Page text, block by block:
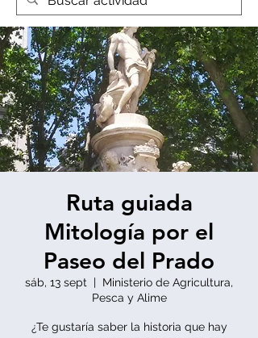
Ruta guiada
Mitología por el
Paseo del Prado
sáb, 13 sept
  |
Ministerio de Agricultura,
Pesca y Alime
¿Te gustaría saber la historia que hay